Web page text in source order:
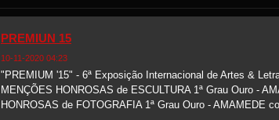
PREMIUN 15
10-11-2020 04:23
"PREMIUM '15" - 6ª Exposição Internacional de Artes &
MENÇÕES HONROSAS de ESCULTURA 1ª Grau Ouro -
HONROSAS de FOTOGRAFIA 1ª Grau Ouro - AMAMEDE